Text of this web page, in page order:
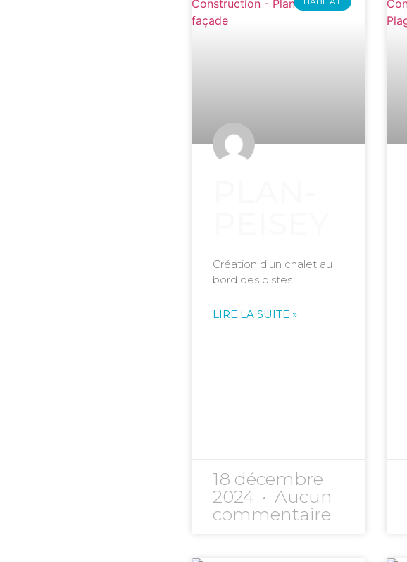
Création d’un chalet au
bord des pistes.
LIRE LA SUITE »
18 décembre
2024
Aucun
commentaire